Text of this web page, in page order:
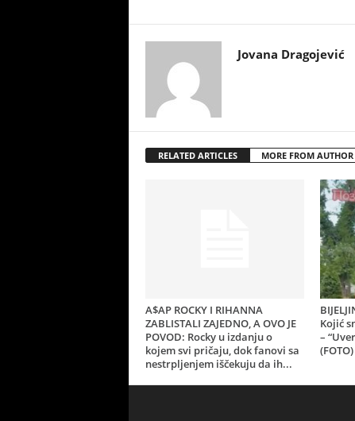
Jovana Dragojević
RELATED ARTICLES MORE FROM AUTHOR
A$AP ROCKY I RIHANNA
ZABLISTALI ZAJEDNO, A OVO JE
POVOD: Rocky u izdanju o
kojem svi pričaju, dok fanovi sa
nestrpljenjem iščekuju da ih...
Kojić
–
(FOTO)